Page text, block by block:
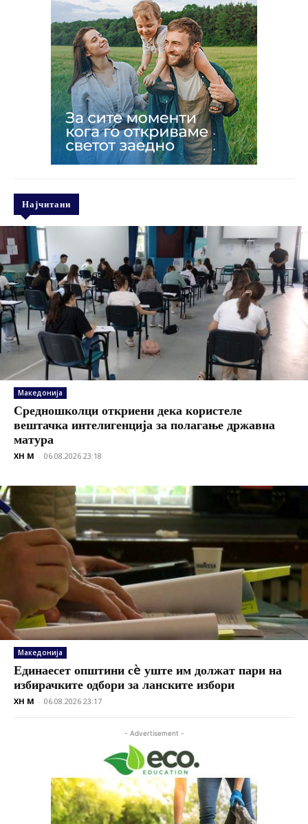
Најчитани
Македонија
Средношколци откриени дека користеле
вештачка интелигенција за полагање државна
матура
XH M - 06.08.2026 23:18
Македонија
Единаесет општини сè уште им должат пари на
избирачките одбори за ланските избори
XH M - 06.08.2026 23:17
- Advertisement -